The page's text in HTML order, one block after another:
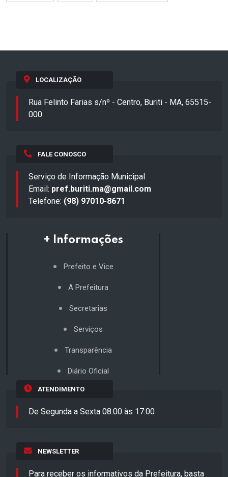
LOCALIZAÇÃO
Rua Felinto Farias s/nº - Centro, Buriti - MA, 65515-
000
FALE CONOSCO
Serviço de Informação Municipal
Email: pref.buriti.ma@gmail.com
Telefone: (98) 97010-8671
+ Informações
Prefeito e Vice
A Prefeitura
Secretarias
Serviços
Transparência
Diário Oficial
ATENDIMENTO
De Segunda a Sexta 08:00 às 17:00
NEWSLETTER
Para receber os informativos da Prefeitura, basta